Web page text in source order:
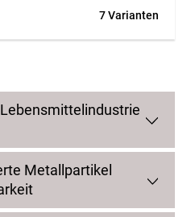
der Nahrungsmittel- und
7 Varianten
Metallpartikel